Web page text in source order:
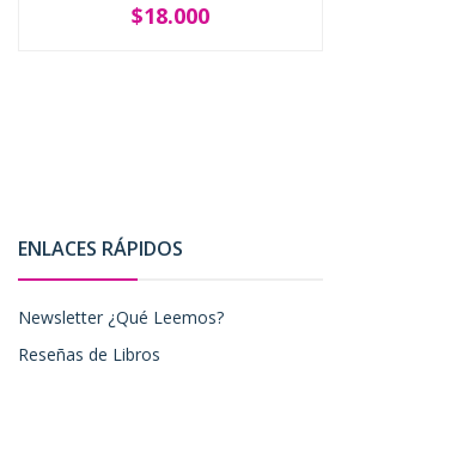
+
$18.000
ENLACES RÁPIDOS
Newsletter ¿Qué Leemos?
Reseñas de Libros